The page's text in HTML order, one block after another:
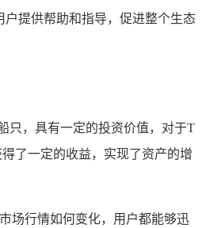
提供帮助和指导，促进整个生态
只，具有一定的投资价值，对于T
了一定的收益，实现了资产的增
场行情如何变化，用户都能够迅